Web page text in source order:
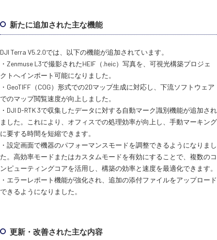
新たに追加された主な機能
DJI Terra V5.2.0では、以下の機能が追加されています。
・Zenmuse L3で撮影されたHEIF（.heic）写真を、可視光構築プロジェ
クトへインポート可能になりました。
・GeoTIFF（COG）形式での2Dマップ生成に対応し、下流ソフトウェア
でのマップ閲覧速度が向上しました。
・DJI D-RTK 3で収集したデータに対する自動マーク識別機能が追加され
ました。これにより、オフィスでの処理効率が向上し、手動マーキング
に要する時間を短縮できます。
・設定画面で機器のパフォーマンスモードを調整できるようになりまし
た。高効率モードまたはカスタムモードを有効にすることで、複数のコ
ンピューティングコアを活用し、構築の効率と速度を最適化できます。
・エラーレポート機能が強化され、追加の添付ファイルをアップロード
できるようになりました。
更新・改善された主な内容